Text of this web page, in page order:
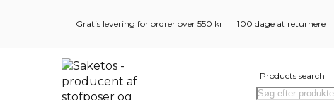
Gratis levering for ordrer over 550 kr 100 dage at returnere
Products search